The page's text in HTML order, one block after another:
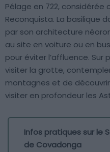
Pélage en 722,
Reconquista. La basilique
par son architecture
au site en voiture ou en
pour éviter l’affluence.
visiter la grotte,
montagnes et de
visiter en profondeur les
Infos pratiques sur le
de Covadonga